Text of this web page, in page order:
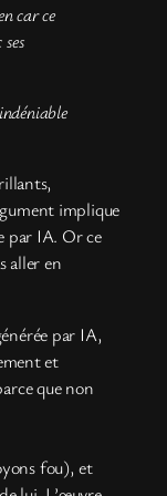
car ce
implique
par IA. Or ce
aller en
par IA,
et
que non
fou), et